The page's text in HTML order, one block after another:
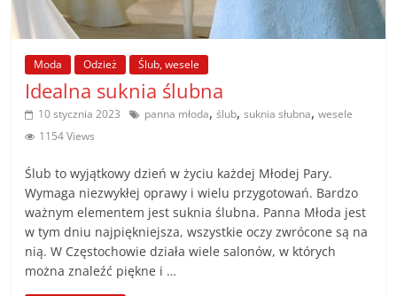
wskazówki
–
poradniki
na
każdy
temat
Moda Odzież Ślub, wesele
Idealna suknia ślubna
10 stycznia 2023 panna młoda,ślub,suknia słubna,wesele
1154 Views
Ślub to wyjątkowy dzień w życiu każdej Młodej Pary.
Wymaga niezwykłej oprawy i wielu przygotowań. Bardzo
ważnym elementem jest suknia ślubna. Panna Młoda jest
w tym dniu najpiękniejsza, wszystkie oczy zwrócone są na
nią. W Częstochowie działa wiele salonów, w których
można znaleźć piękne i …